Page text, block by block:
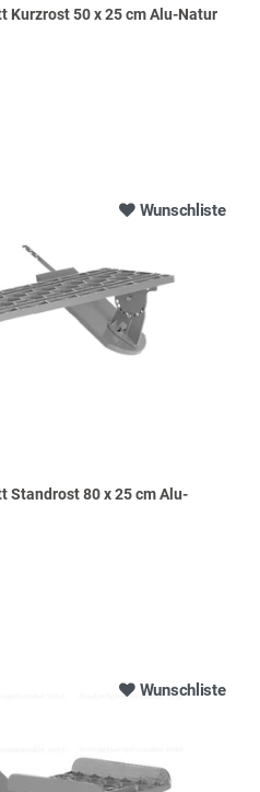
Kurzrost 50 x 25 cm Alu-Natur
Wunschliste
Standrost 80 x 25 cm Alu-
Wunschliste